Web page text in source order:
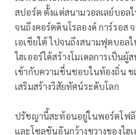
สปอร์ต ตั้งแต่สนามวอลเลย์บอล
จนถึงคอร์ตดินโรลองด์ การ์รอส
เอเชียใต้ ไปจนถึงสนามฟุตบอล
ไฮเออร์ได้สร้างโมเดลการเป็น
เข้ากับความชื่นชอบในท้องถิ่น ข
เสริมสร้างวิสัยทัศน์ระดับโลก
ปรัชญานี้สะท้อนอยู่ในพอร์ตโฟ
และโซลูชันอันกว้างขวางของไฮ